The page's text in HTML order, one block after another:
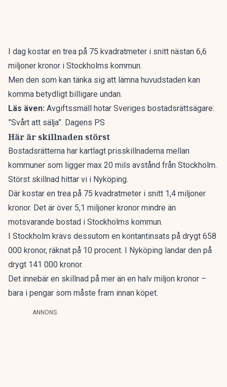
I dag kostar en trea på 75 kvadratmeter i snitt nästan 6,6
miljoner kronor i Stockholms kommun.
Men den som kan tänka sig att lämna huvudstaden kan
komma betydligt billigare undan.
Läs även: Avgiftssmäll hotar Sveriges bostadsrättsägare:
”Svårt att sälja”. Dagens PS
Här är skillnaden störst
Bostadsrätterna har kartlagt prisskillnaderna mellan
kommuner som ligger max 20 mils avstånd från Stockholm.
Störst skillnad hittar vi i Nyköping.
Där kostar en trea på 75 kvadratmeter i snitt 1,4 miljoner
kronor. Det är över 5,1 miljoner kronor mindre än
motsvarande bostad i Stockholms kommun.
I Stockholm krävs dessutom en kontantinsats på drygt 658
000 kronor, räknat på 10 procent. I Nyköping landar den på
drygt 141 000 kronor.
Det innebär en skillnad på mer än en halv miljon kronor –
bara i pengar som måste fram innan köpet.
ANNONS